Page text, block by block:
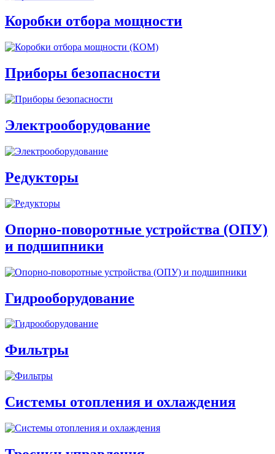
Коробки отбора мощности
Приборы безопасности
Электрооборудование
Редукторы
Опорно-поворотные устройства (ОПУ)
и подшипники
Гидрооборудование
Фильтры
Системы отопления и охлаждения